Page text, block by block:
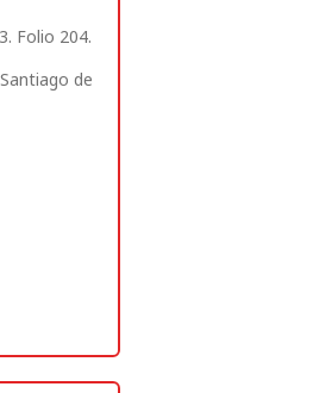
Folio 204.
de